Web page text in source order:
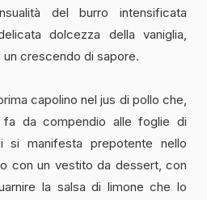
del burro intensificata
dolcezza della vaniglia,
crescendo di sapore.
capolino nel jus di pollo che,
fa da compendio alle foglie di
si manifesta prepotente nello
con un vestito da dessert, con
la salsa di limone che lo